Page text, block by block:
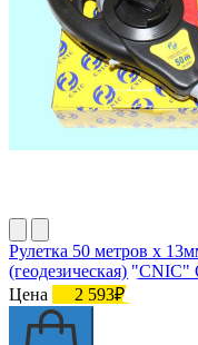
Рулетка 50 метров х
(геодезическая) "CNIC"
Цена
2 593₽